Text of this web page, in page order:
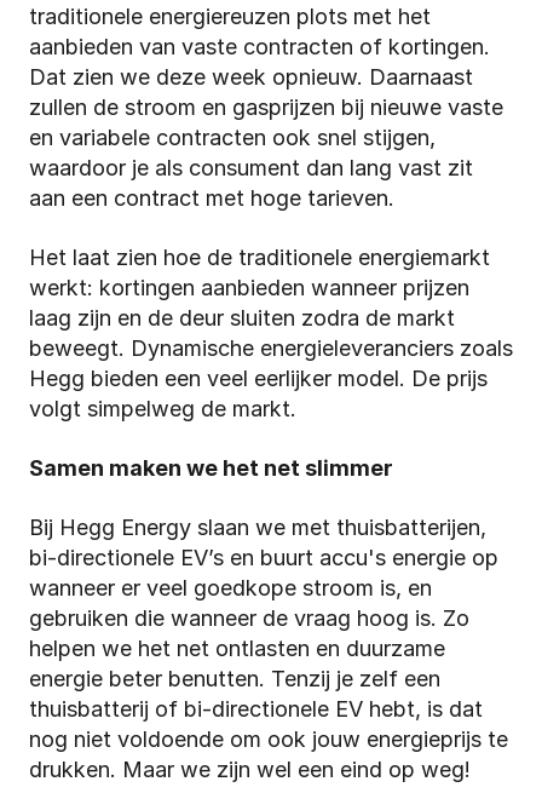
traditionele energiereuzen plots met het
aanbieden van vaste contracten of kortingen.
Dat zien we deze week opnieuw. Daarnaast
zullen de stroom en gasprijzen bij nieuwe vaste
en variabele contracten ook snel stijgen,
waardoor je als consument dan lang vast zit
aan een contract met hoge tarieven.
Het laat zien hoe de traditionele energiemarkt
werkt: kortingen aanbieden wanneer prijzen
laag zijn en de deur sluiten zodra de markt
beweegt. Dynamische energieleveranciers zoals
Hegg bieden een veel eerlijker model. De prijs
volgt simpelweg de markt.
Samen maken we het net slimmer
Bij Hegg Energy slaan we met thuisbatterijen,
bi-directionele EV’s en buurt accu's energie op
wanneer er veel goedkope stroom is, en
gebruiken die wanneer de vraag hoog is. Zo
helpen we het net ontlasten en duurzame
energie beter benutten. Tenzij je zelf een
thuisbatterij of bi-directionele EV hebt, is dat
nog niet voldoende om ook jouw energieprijs te
drukken. Maar we zijn wel een eind op weg!